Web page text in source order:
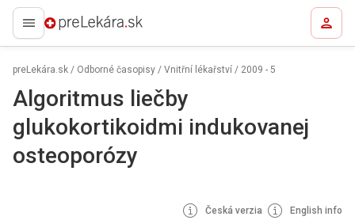
preLekára.sk
preLekára.sk / Odborné časopisy / Vnitřní lékařství / 2009 - 5
Algoritmus liečby
glukokortikoidmi indukovanej
osteoporózy
Česká verzia English info